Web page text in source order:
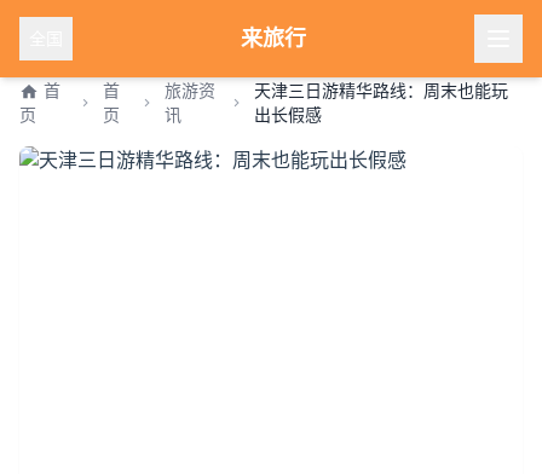
来旅行
首
页
首
页
旅游资
讯
天津三日游精华路线：周末也能玩
出长假感